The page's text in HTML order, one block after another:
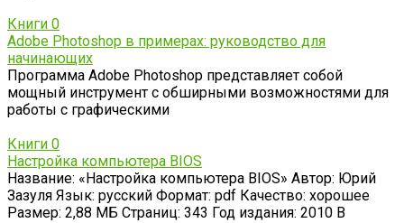
Книги 0
Adobe Photoshop в примерах: руководство для
начинающих
Программа Adobe Photoshop представляет собой
мощный инструмент с обширными возможностями для
работы с графическими
Книги 0
Настройка компьютера BIOS
Название: «Настройка компьютера BIOS» Автор: Юрий
Зазуля Язык: русский Формат: pdf Качество: хорошее
Размер: 2,88 МБ Страниц: 343 Год издания: 2010 В